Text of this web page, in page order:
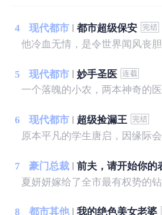
4 现代都市
都市超级保安
5 现代都市
妙手圣医
6 现代都市
超级捡漏王
7 豪门总裁
前夫，请开始你的
8 都市其他 我的绝色美女老婆